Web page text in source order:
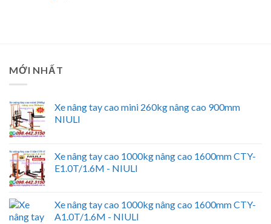
MỚI NHẤT
Xe nâng tay cao mini 260kg nâng cao 900mm
NIULI
Xe nâng tay cao 1000kg nâng cao 1600mm CTY-
E1.0T/1.6M - NIULI
Xe nâng tay cao 1000kg nâng cao 1600mm CTY-
A1.0T/1.6M - NIULI